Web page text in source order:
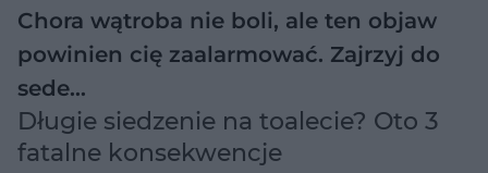
Chora wątroba nie boli, ale ten objaw
powinien cię zaalarmować. Zajrzyj do
sede…
Długie siedzenie na toalecie? Oto 3
fatalne konsekwencje